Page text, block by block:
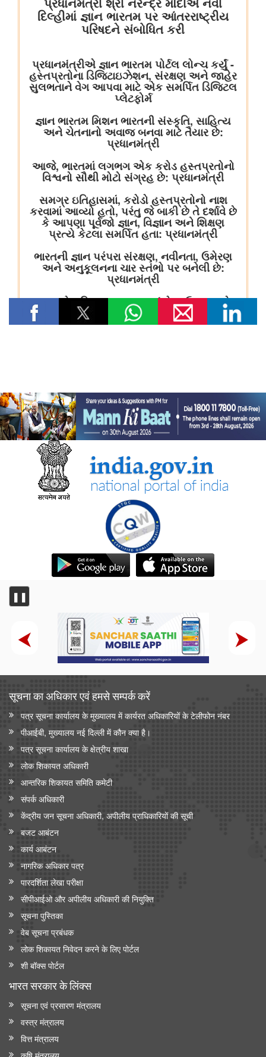
❚❚
सूचना का अधिकार एवं हमसे सम्‍पर्क करें
पत्र सूचना कार्यालय के मुख्यालय में कार्यरत अधिकारियों के टेलीफोन नंबर
पीआईबी, मुख्यालय नई दिल्ली में कौन क्या है।
पत्र सूचना कार्यालय के क्षेत्रीय शाखा
लोक शिकायत अधिकारी
आन्‍तरिक शिकायत समिति कमेटी
संपर्क अधिकारी
केंद्रीय जन सूचना अधिकारी, अपीलीय प्राधिकारियों की सूची
बजट आबंटन
कार्य आबंटन
नागरिक अधिकार पत्र
पारदर्शिता लेखा परीक्षा
सीपीआईओ और अपी‍लीय अधिकारी की नियुक्ति
सूचना पुस्तिका
वेब सूचना प्रबंधक
लोक शिकायत निवेदन करने के लिए पोर्टल
शी बॉक्स पोर्टल
भारत सरकार के लिंक्‍स
सूचना एवं प्रसारण मंत्रालय
वस्त्र मंत्रालय
वित्त मंत्रालय